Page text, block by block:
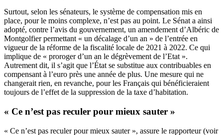
Surtout, selon les sénateurs, le système de compensation mis en
place, pour le moins complexe, n’est pas au point. Le Sénat a ainsi
adopté, contre l’avis du gouvernement, un amendement d’Albéric de
Montgolfier permettant « un décalage d’un an » de l’entrée en
vigueur de la réforme de la fiscalité locale de 2021 à 2022. Ce qui
implique de « proroger d’un an le dégrèvement de l’Etat ».
Autrement dit, il s’agit que l’État se substitue aux contribuables en
compensant à l’euro près une année de plus. Une mesure qui ne
changerait rien, en revanche, pour les Français qui bénéficieraient
toujours de l’effet de la suppression de la taxe d’habitation.
« Ce n’est pas reculer pour mieux sauter »
« Ce n’est pas reculer pour mieux sauter », assure le rapporteur (voir